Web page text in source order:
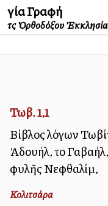
Ἁγία Γραφή
τῆς Ὀρθοδόξου
Τωβ. 1,1
Βίβλος λόγων
Ἀδουήλ, τοῦ
φυλῆς Νεφθαλίμ,
Κολιτσάρα